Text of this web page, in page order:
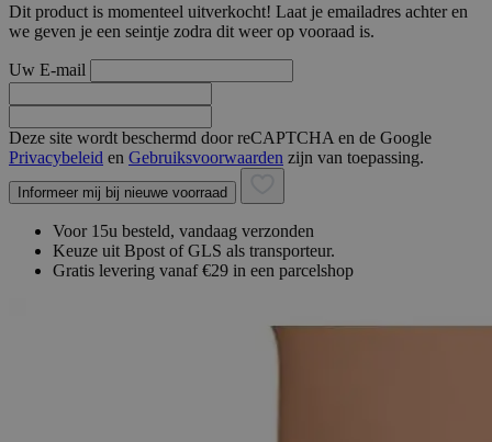
Dit product is momenteel uitverkocht! Laat je emailadres achter en
we geven je een seintje zodra dit weer op vooraad is.
Uw E-mail
Deze site wordt beschermd door reCAPTCHA en de Google
Privacybeleid en Gebruiksvoorwaarden zijn van toepassing.
Informeer mij bij nieuwe voorraad
Voor 15u besteld, vandaag verzonden
Keuze uit Bpost of GLS als transporteur.
Gratis levering vanaf €29 in een parcelshop